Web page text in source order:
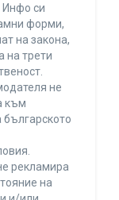
Инфо си
форми,
на закона,
на трети
не
към
рекламира
на